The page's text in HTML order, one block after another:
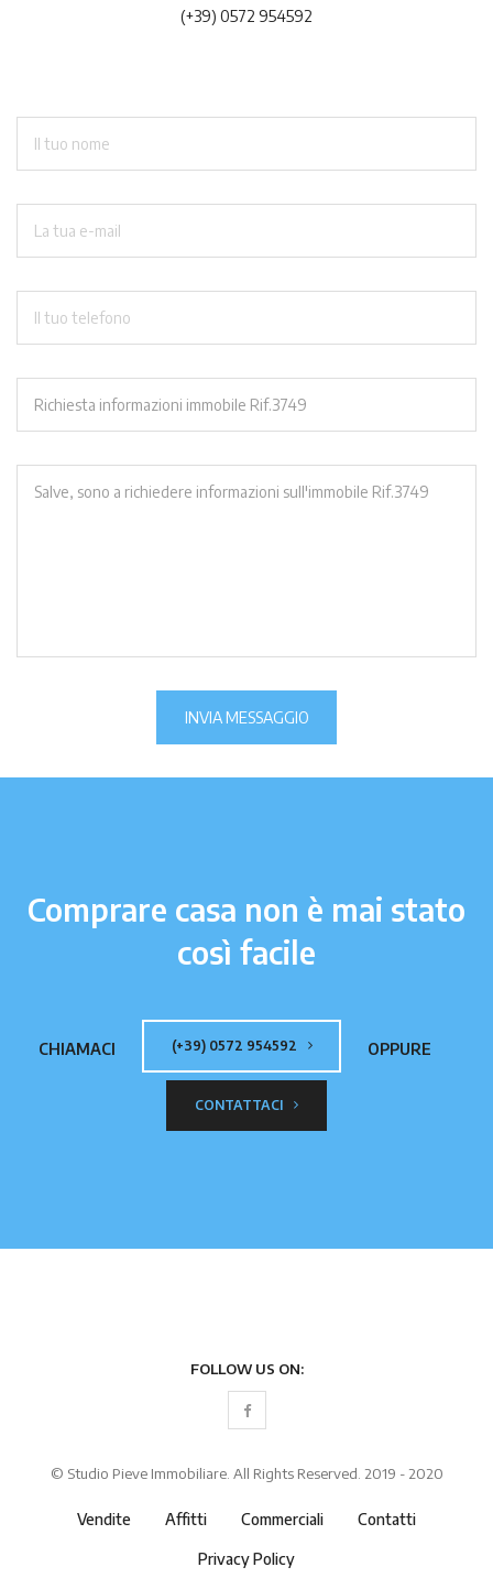
(+39) 0572 954592
INVIA MESSAGGIO
Comprare casa non è mai stato
così facile
CHIAMACI (+39) 0572 954592 OPPURE
CONTATTACI
FOLLOW US ON:
© Studio Pieve Immobiliare. All Rights Reserved. 2019 - 2020
Vendite Affitti Commerciali Contatti
Privacy Policy